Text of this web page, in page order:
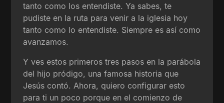
tanto como los entendiste. Ya sabes, te
pudiste en la ruta para venir a la iglesia hoy
tanto como lo entendiste. Siempre es así como
avanzamos.
Y ves estos primeros tres pasos en la parábola
del hijo pródigo, una famosa historia que
Jesús contó. Ahora, quiero configurar esto
para ti un poco porque en el comienzo de